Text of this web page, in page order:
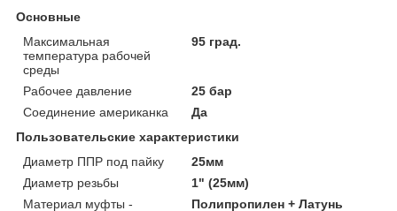
Основные
Максимальная
температура рабочей
среды
95 град.
Рабочее давление
25 бар
Соединение американка
Да
Пользовательские характеристики
Диаметр ППР под пайку
25мм
Диаметр резьбы
1" (25мм)
Материал муфты -
Полипропилен + Латунь